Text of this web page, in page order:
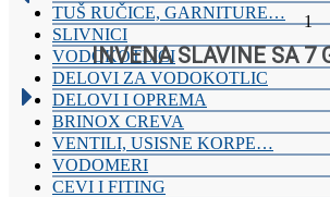
kanalizacionih
materijala,
sanitarija,
baterija,
grejnih
sistema
alata.
Kvalitetna
oprema
1
INVENA SLAVINE SA 7
TUŠ RUČICE, GARNITURE…
SLIVNICI
VODOKOTLICI
DELOVI ZA VODOKOTLIC
DELOVI I OPREMA
BRINOX CREVA
VENTILI, USISNE KORPE…
VODOMERI
CEVI I FITING